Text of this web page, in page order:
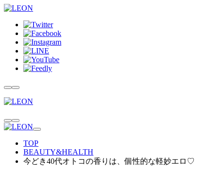
TOP
BEAUTY&HEALTH
今どき40代オトコの香りは、個性的な軽妙エロ♡